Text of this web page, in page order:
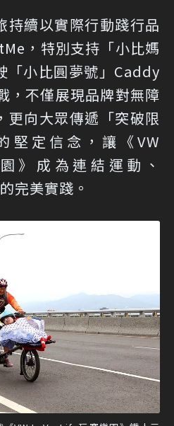
持續以實際行動踐行品
，特別支持「小比媽
「小比圓夢號」Caddy
，不僅展現品牌對無障
更向大眾傳遞「突破限
堅定信念，讓《VW
》成為連結運動、
完美實踐。